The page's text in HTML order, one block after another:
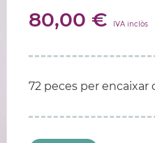
80,00 € IVA inclòs
72 peces per encaixar